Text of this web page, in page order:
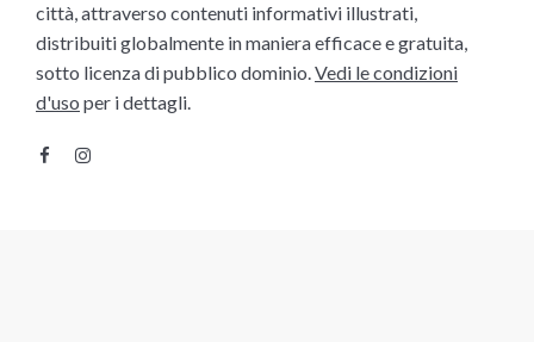
città, attraverso contenuti informativi illustrati,
distribuiti globalmente in maniera efficace e gratuita,
sotto licenza di pubblico dominio.Vedi le condizioni
d'uso per i dettagli.